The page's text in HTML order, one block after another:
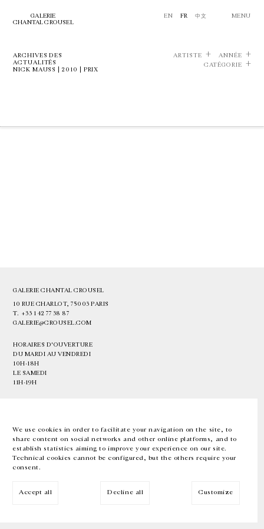
We use cookies in order to facilitate your navigation on the site, to
share content on social networks and other online platforms, and to
establish statistics aiming to improve your experience on our site.
Technical cookies cannot be configured, but the others require your
consent.
Accept all Decline all Customize
GALERIE
CHANTAL CROUSEL
EN FR 中文 MENU
ARCHIVES DES
ACTUALITÉS
NICK MAUSS | 2010 | PRIX
ARTISTE
ANNÉE
CATÉGORIE
GALERIE CHANTAL CROUSEL
10 RUE CHARLOT, 75003 PARIS
T. +33 1 42 77 38 87
GALERIE@CROUSEL.COM
HORAIRES D'OUVERTURE
DU MARDI AU VENDREDI
10H-18H
LE SAMEDI
11H-19H
EN FR 中文 Facebook Instagram
Inscrivez-vous à notre newsletter